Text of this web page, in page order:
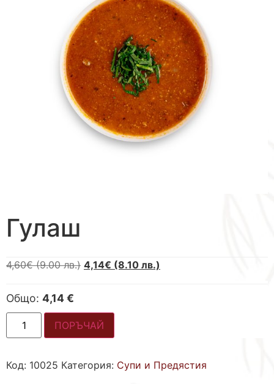
Гулаш
4,60€ (9.00 лв.) 4,14€ (8.10 лв.)
Общо: 4,14 €
ПОРЪЧАЙ
Код: 10025 Категория: Супи и Предястия